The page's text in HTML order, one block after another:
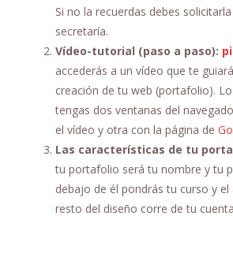
Si no la recuerdas debes
secretaría.
Vídeo-tutorial (paso a paso):
accederás a un vídeo que te
creación de tu web (portafolio).
tengas dos ventanas del
el vídeo y otra con la página de
Las características de tu
tu portafolio será tu nombre y tu
debajo de él pondrás tu curso y el
resto del diseño corre de tu